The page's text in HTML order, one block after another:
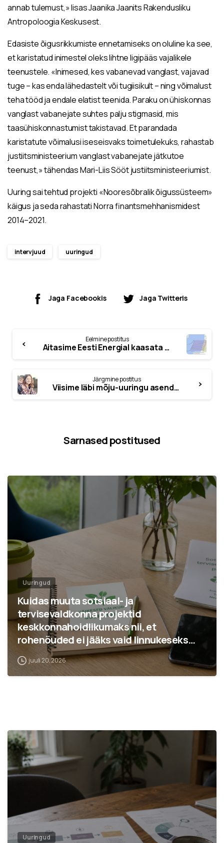
annab tulemust,» lisas Jaanika Jaanits Rakendusliku
Antropoloogia Keskusest.
Edasiste õigusrikkumiste ennetamiseks on oluline ka see,
et karistatud inimestel oleks lihtne ligipääs vajalikele
teenustele. «Inimesed, kes vabanevad vanglast, vajavad
tuge – kas enda lähedastelt või tugiisikult – ning võimalust
teha tööd ja endale elatist teenida. Paraku on ühiskonnas
vanglast vabanejate suhtes palju stigmasid, mis
taasühiskonnastumist takistavad. Et parandada
karistatute võimalusi iseseisvaks toimetulekuks, rahastab
justiitsministeerium vanglast vabanejate jätkutoe
teenust,» tähendas Mari-Liis Sööt justiitsministeeriumist.
Uuring sai tehtud projekti «Nooresõbralik õigussüsteem»
käigus ja seda rahastati Norra finantsmehhanismidest
2014–2021.
intervjuud uuringud
Jaga Facebookis Jaga Twitteris
Eelmine postitus
Aitasime Eesti Energial kaasata EL toetust Liivi lahe tuulepargi eeluuringuteks
Järgmine postitus
Viisime läbi mõju-uuringu asendushooldusest
Sarnased postitused
Uuringud
Kuidas muuta sotsiaal- ja
tervisevaldkonna projektid
keskkonnahoidlikumaks nii, et
rohenõuded ei jääks vaid linnukeseks
aruandes?
juuli 20, 2026
Uuringud